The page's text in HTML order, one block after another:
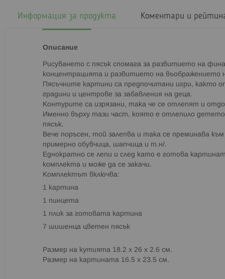
Информация за продукта
Описание
Рисуването с пясък спомага за развитието на
концентрацията и развитието на въображението
Пясъчните картини са предпочитани игри, както
градини и центрове за забавления на деца.
Контурите са изрязани, така че се отлепят и
Именно върху тази част, която е отлепило
пясък.
Вече поръсен, той залепва и така се преминава
примерно обувчица, шапчица и т.н/.
Еднократно се лепи и след като е готова
комплекта и може да се закачи.
Комплектът включва:
1 картина
1 пинцета
1 плик за готовата картина
7 шишенца цветен пясък
Размер на кутията 18.2 х 26 х 2.6 см.
Размер на картината 16.5 х 23.5 см.
Коментари и